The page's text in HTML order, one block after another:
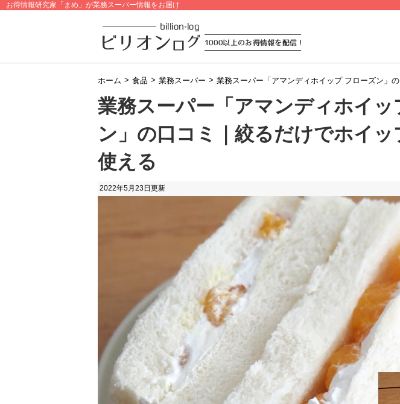
お得情報研究家「まめ」が業務スーパー情報をお届け
ホーム > 食品 > 業務スーパー > 業務スーパー「アマンディホイップ フローズン」
業務スーパー「アマンディホイッ
ン」の口コミ｜絞るだけでホイッ
使える
2022年5月23日 更新